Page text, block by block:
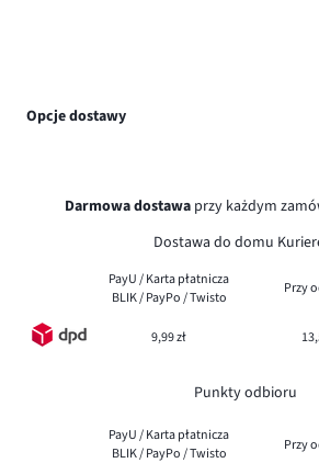
Opcje dostawy
Darmowa dostawa przy każdym
Dostawa do domu
PayU / Karta płatnicza
BLIK / PayPo / Twisto
Przy
9,99 zł
Punkty odbioru
PayU / Karta płatnicza
BLIK / PayPo / Twisto
Przy